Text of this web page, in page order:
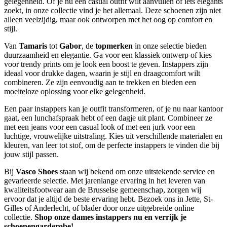
zoekt, in onze collectie vind je het allemaal. Deze schoenen zijn niet
alleen veelzijdig, maar ook ontworpen met het oog op comfort en
stijl.
Van Tamaris tot Gabor, de topmerken in onze selectie bieden
duurzaamheid en elegantie. Ga voor een klassiek ontwerp of kies
voor trendy prints om je look een boost te geven. Instappers zijn
ideaal voor drukke dagen, waarin je stijl en draagcomfort wilt
combineren. Ze zijn eenvoudig aan te trekken en bieden een
moeiteloze oplossing voor elke gelegenheid.
Een paar instappers kan je outfit transformeren, of je nu naar kantoor
gaat, een lunchafspraak hebt of een dagje uit plant. Combineer ze
met een jeans voor een casual look of met een jurk voor een
luchtige, vrouwelijke uitstraling. Kies uit verschillende materialen en
kleuren, van leer tot stof, om de perfecte instappers te vinden die bij
jouw stijl passen.
Bij Vasco Shoes staan wij bekend om onze uitstekende service en
gevarieerde selectie. Met jarenlange ervaring in het leveren van
kwaliteitsfootwear aan de Brusselse gemeenschap, zorgen wij
ervoor dat je altijd de beste ervaring hebt. Bezoek ons in Jette, St-
Gilles of Anderlecht, of blader door onze uitgebreide online
collectie. Shop onze dames instappers nu en verrijk je